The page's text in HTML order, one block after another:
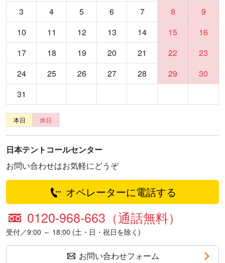
3
4 5 6 7 8
9
10
11 12 13 14 15
16
17
18 19 20 21 22
23
24
25 26 27 28 29
30
31
本日 休日
日本テントコールセンター
お問い合わせはお気軽にどうぞ
オペレーターに電話する
0120-968-663（通話無料）
受付／9:00 ～ 18:00 (土・日・祝日を除く)
お問い合わせフォーム